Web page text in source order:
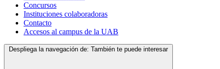
Concursos
Instituciones colaboradoras
Contacto
Accesos al campus de la UAB
Despliega la navegación de: También te puede interesar